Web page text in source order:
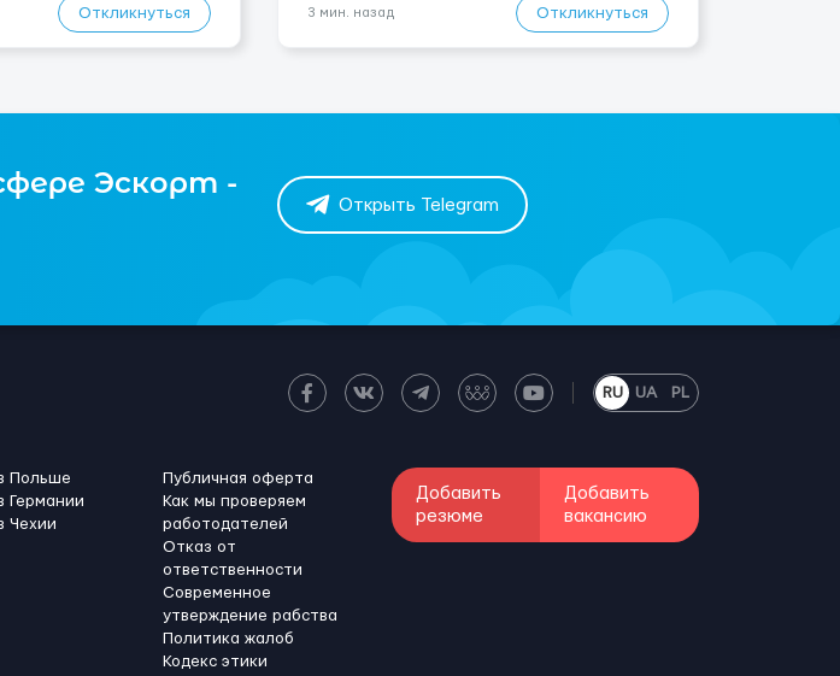
Условия и требования:
Откликнуться
двора; - Уборка листвы, веток, бытовых отходов,
3 мин. назад Откликнуться
Эскорт -
Открыть Telegram
RU UA PL
Польше
Германии
Чехии
Публичная оферта
Как мы проверяем
работодателей
Отказ от
ответственности
Современное
утверждение рабства
Политика жалоб
Кодекс этики
Добавить
резюме
Добавить
вакансию